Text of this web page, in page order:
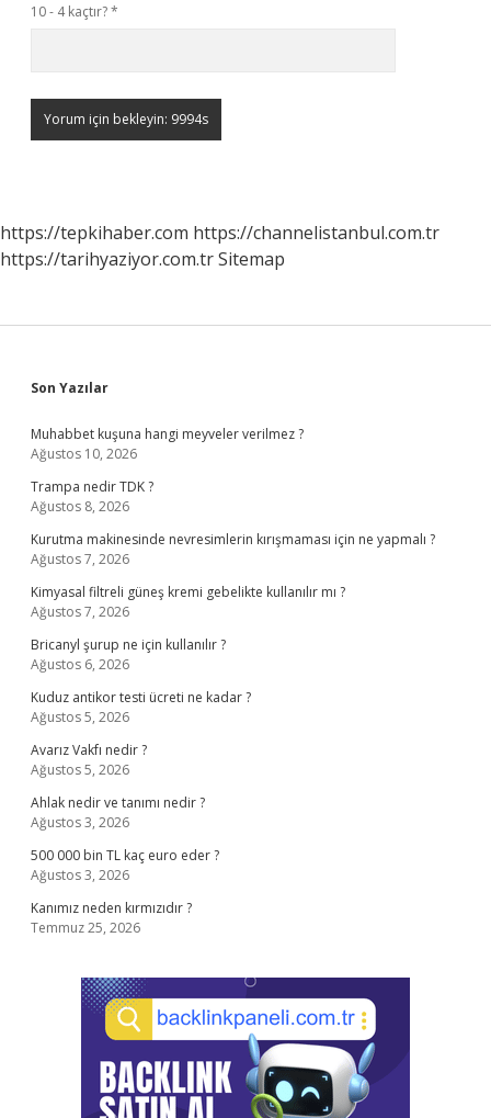
10 - 4 kaçtır?*
https://tepkihaber.com https://channelistanbul.com.tr
https://tarihyaziyor.com.trSitemap
Sidebar
Son Yazılar
Muhabbet kuşuna hangi meyveler verilmez ?
Ağustos 10, 2026
Trampa nedir TDK ?
Ağustos 8, 2026
Kurutma makinesinde nevresimlerin kırışmaması için ne yapmalı ?
Ağustos 7, 2026
Kimyasal filtreli güneş kremi gebelikte kullanılır mı ?
Ağustos 7, 2026
Bricanyl şurup ne için kullanılır ?
Ağustos 6, 2026
Kuduz antikor testi ücreti ne kadar ?
Ağustos 5, 2026
Avarız Vakfı nedir ?
Ağustos 5, 2026
Ahlak nedir ve tanımı nedir ?
Ağustos 3, 2026
500 000 bin TL kaç euro eder ?
Ağustos 3, 2026
Kanımız neden kırmızıdır ?
Temmuz 25, 2026